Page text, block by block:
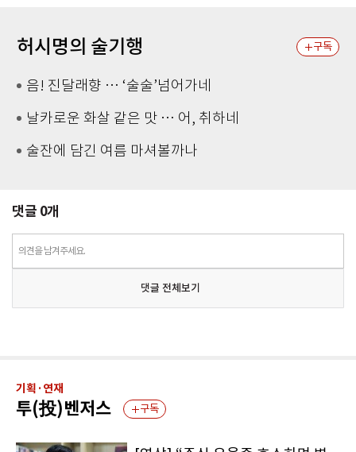
허시명의 술기행 구독
음! 진달래향 … ‘술술’넘어가네
날카로운 화살 같은 맛 … 어, 취하네
술잔에 담긴 여름 마셔볼까나
댓글 0개
의견을 남겨주세요.
댓글 전체보기
기획·연재
투(投)벤저스 구독